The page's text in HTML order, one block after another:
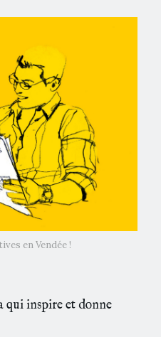
en Vendée !
qui inspire et donne